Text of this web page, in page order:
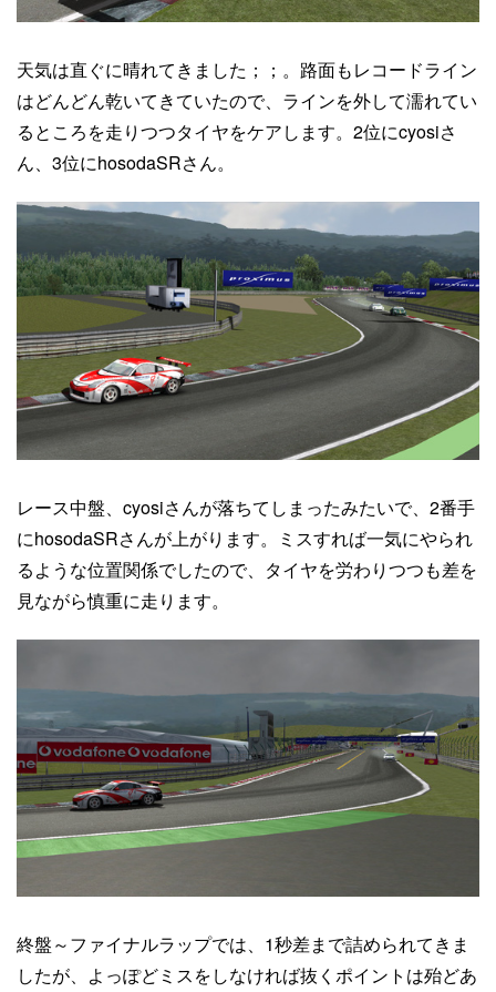
天気は直ぐに晴れてきました；；。路面もレコードライン
はどんどん乾いてきていたので、ラインを外して濡れてい
るところを走りつつタイヤをケアします。2位にcyosiさ
ん、3位にhosodaSRさん。
レース中盤、cyosiさんが落ちてしまったみたいで、2番手
にhosodaSRさんが上がります。ミスすれば一気にやられ
るような位置関係でしたので、タイヤを労わりつつも差を
見ながら慎重に走ります。
終盤～ファイナルラップでは、1秒差まで詰められてきま
したが、よっぽどミスをしなければ抜くポイントは殆どあ